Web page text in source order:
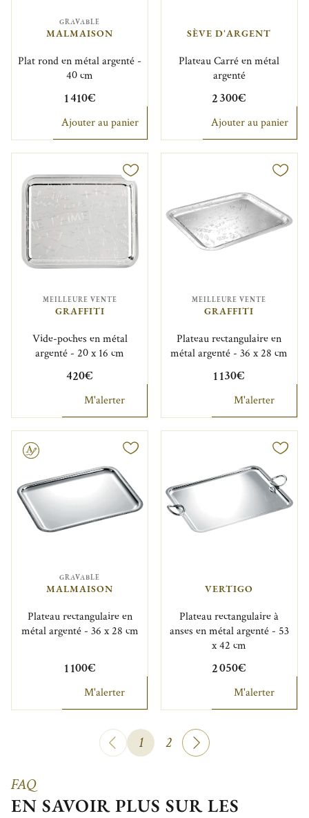
GRAVABLE
MALMAISON
Plat rond en métal argenté -
40 cm
1 410€
Ajouter au panier
SÈVE D'ARGENT
Plateau Carré en métal
argenté
2 300€
Ajouter au panier
MEILLEURE VENTE
GRAFFITI
Vide-poches en métal
argenté - 20 x 16 cm
420€
M'alerter
MEILLEURE VENTE
GRAFFITI
Plateau rectangulaire en
métal argenté - 36 x 28 cm
1 130€
M'alerter
GRAVABLE
MALMAISON
Plateau rectangulaire en
métal argenté - 36 x 28 cm
1 100€
M'alerter
VERTIGO
Plateau rectangulaire à
anses en métal argenté - 53
x 42 cm
2 050€
M'alerter
1 2
FAQ
EN SAVOIR PLUS SUR LES